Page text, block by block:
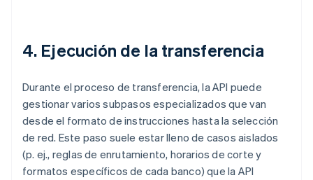
4. Ejecución de la transferencia
Durante el proceso de transferencia, la API puede
gestionar varios subpasos especializados que van
desde el formato de instrucciones hasta la selección
de red. Este paso suele estar lleno de casos aislados
(p. ej., reglas de enrutamiento, horarios de corte y
formatos específicos de cada banco) que la API